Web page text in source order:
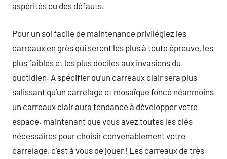
aspérités ou des défauts.
Pour un sol facile de maintenance privilégiez les
carreaux en grès qui seront les plus à toute épreuve, les
plus faibles et les plus dociles aux invasions du
quotidien. À spécifier qu’un carreaux clair sera plus
salissant qu’un carrelage et mosaïque foncé néanmoins
un carreaux clair aura tendance à développer votre
espace. maintenant que vous avez toutes les clés
nécessaires pour choisir convenablement votre
carrelage, c’est à vous de jouer ! Les carreaux de très